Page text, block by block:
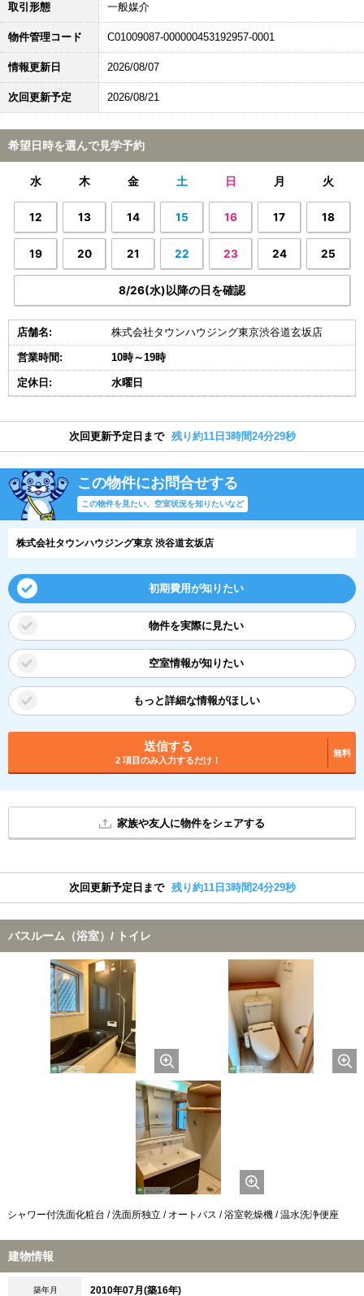
取引形態 一般媒介
物件管理コード C01009087-000000453192957-0001
情報更新日 2026/08/07
次回更新予定 2026/08/21
希望日時を選んで見学予約
水 木 金 土 日 月 火
12 13 14 15 16 17 18
19 20 21 22 23 24 25
8/26(水)以降の日を確認
店舗名: 株式会社タウンハウジング東京渋谷道玄坂店
営業時間: 10時～19時
定休日: 水曜日
次回更新予定日まで 残り約11日3時間24分28秒
この物件にお問合せする
この物件を見たい、空室状況を知りたいなど
株式会社タウンハウジング東京 渋谷道玄坂店
初期費用が知りたい
物件を実際に見たい
空室情報が知りたい
もっと詳細な情報がほしい
送信する
2 項目のみ入力するだけ！
無料
家族や友人に物件をシェアする
次回更新予定日まで 残り約11日3時間24分28秒
バスルーム（浴室）/ トイレ
シャワー付洗面化粧台 / 洗面所独立 / オートバス / 浴室乾燥機 / 温水洗浄便座
建物情報
築年月 2010年07月(築16年)